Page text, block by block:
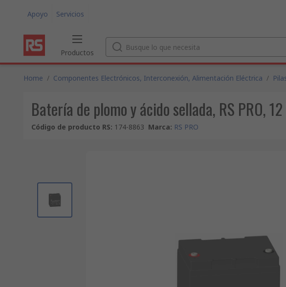
Apoyo Servicios
Productos
Home / Componentes Electrónicos, Interconexión, Alimentación Eléctrica /
Batería de plomo y ácido sellada, RS PRO,
Código de producto RS: 174-8863 Marca: RS PRO